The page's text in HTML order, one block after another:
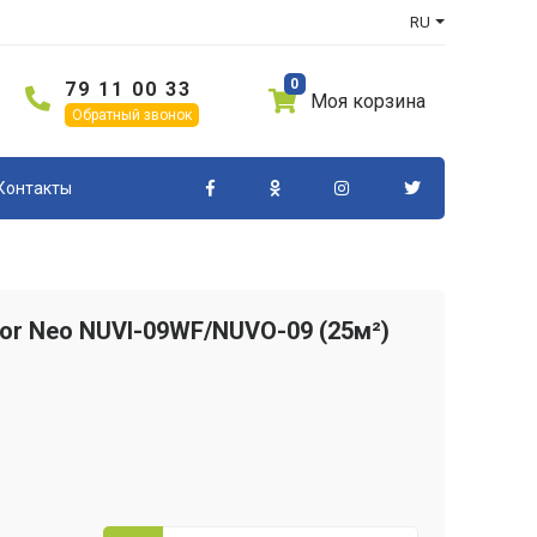
RU
79 11 00 33
Обратный звонок
0
Моя корзина
Neo NUVI-09WF/NUVO-09 (25м²)
×
09
×